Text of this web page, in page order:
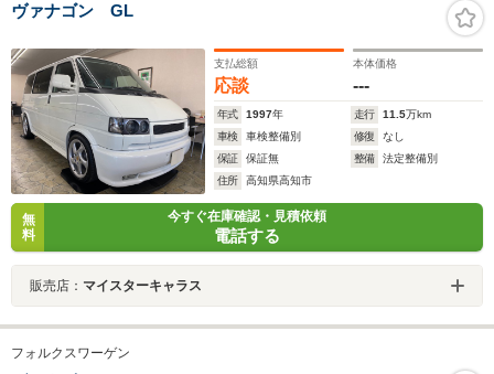
ヴァナゴン GL
支払総額
応談
本体価格
---
年式 1997年 走行 11.5万km
車検
車検整備別 修復
なし
保証
保証無 整備
法定整備別
住所
高知県高知市
無
料
今すぐ在庫確認・見積依頼
電話する
販売店： マイスターキャラス
フォルクスワーゲン